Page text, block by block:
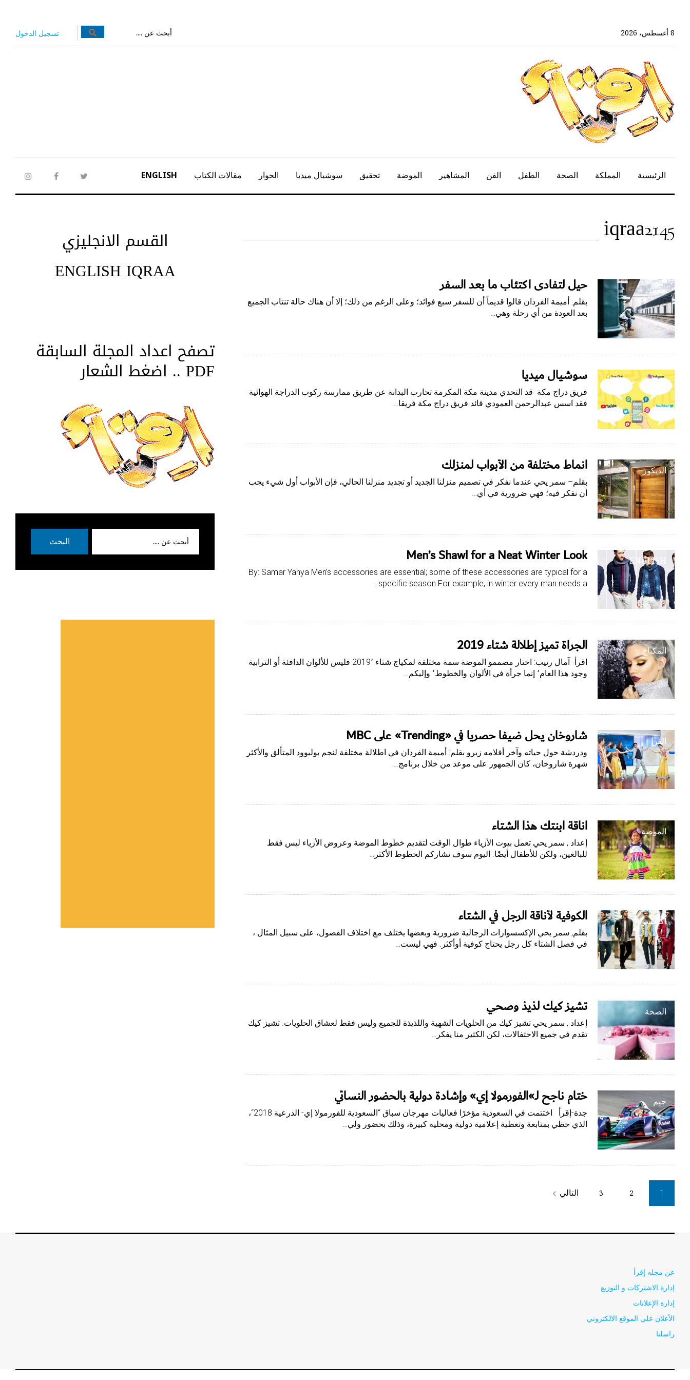
المحتوى
الرئيسي
8 أغسطس، 2026 تسجيل الدخول
عن:
search
twitter
facebook
الرئيسية المملكة الصحة الطفل الفن المشاهير الموضة تحقيق سوشيال ميديا الحوار مقالات الكتاب ENGLISH
الوسم:
iqraa2145
طبيبك حيل لتفادى اكتئاب ما بعد السفر
بقلم: أميمة الفردان قالوا قديماً أن للسفر سبع فوائد؛ وعلى الرغم من ذلك؛ إلا أن هناك حالة تنتاب الجميع
بعد العودة من أي رحلة وهي…
سوشيال ميديا سوشيال ميديا
فريق دراج مكة قد التحدي مدينة مكة المكرمة تحارب البدانة عن طريق ممارسة ركوب الدراجة الهوائية
فقد اسس عبدالرحمن العمودي قائد فريق دراج مكة فريقا…
الديكور أنماط مختلفة من الأبواب لمنزلك
بقلم– سمر يحي عندما نفكر في تصميم منزلنا الجديد أو تجديد منزلنا الحالي، فإن الأبواب أول شيء يجب
أن نفكر فيه؛ فهي ضرورية في أي…
ENGLISH
Men’s Shawl for a Neat Winter Look
By: Samar Yahya Men’s accessories are essential; some of these accessories are typical for a
specific season For example, in winter every man needs a…
المكياج الجرأة تميز إطلالة شتاء 2019
اقرأ- آمال رتيب: اختار مصممو الموضة سمة مختلفة لمكياج شتاء 2019٬ فليس للألوان الدافئة أو الترابية
وجود هذا العام٬ إنما جرأة في الألوان والخطوط٬ وإليكم…
الفن شاروخان يحل ضيفاً حصرياً في «Trending» على MBC
ودردشة حول حياته وآخر أفلامه زيرو بقلم: أميمة الفردان في اطلالة مختلفة لنجم بوليوود المتألق والأكثر
شهرة شاروخان، كان الجمهور على موعد من خلال برنامج…
الموضة أناقة ابنتك هذا الشتاء
إعداد , سمر يحي تعمل بيوت الأزياء طوال الوقت لتقديم خطوط الموضة وعروض الأزياء ليس فقط
للبالغين، ولكن للأطفال أيضًا. اليوم سوف نشاركم الخطوط الأكثر…
اكسسوار الكوفية لأناقة الرجل في الشتاء
بقلم, سمر يحي الإكسسوارات الرجالية ضرورية وبعضها يختلف مع اختلاف الفصول، على سبيل المثال ،
في فصل الشتاء كل رجل يحتاج كوفية أوأكثر. فهي ليست…
الصحة تشيز كيك لذيذ وصحي
إعداد , سمر يحي تشيز كيك من الحلويات الشهية واللذيذة للجميع وليس فقط لعشاق الحلويات. تشيز كيك
تقدم في جميع الاحتفالات، لكن الكثير منا يفكر…
جيم ختام ناجح لـ»الفورمولا إي» وإشادة دولية بالحضور النسائي
جدة-إقرأ اختتمت في السعودية مؤخرًا فعاليات مهرجان سباق “السعودية للفورمولا إي- الدرعية 2018“،
الذي حظي بمتابعة وتغطية إعلامية دولية ومحلية كبيرة، وذلك بحضور ولي…
Posts
pagination
1
2
3 التالي navigate_next
القسم الانجليزي
ENGLISH IQRAA
تصفح اعداد المجلة السابقة
PDF .. اضغط الشعار
البحث
عن مجله إقرأ
إدارة الاشتركات و التوزيع
إدارة الإعلانات
الأعلان علي الموقع الالكتروني
راسلنا